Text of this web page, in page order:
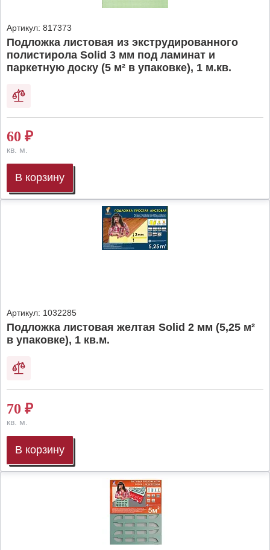
Артикул: 817373
Подложка листовая из экструдированного
полистирола Solid 3 мм под ламинат и
паркетную доску (5 м² в упаковке), 1 м.кв.
60 ₽
кв. м.
В корзину
Артикул: 1032285
Подложка листовая желтая Solid 2 мм (5,25 м²
в упаковке), 1 кв.м.
70 ₽
кв. м.
В корзину